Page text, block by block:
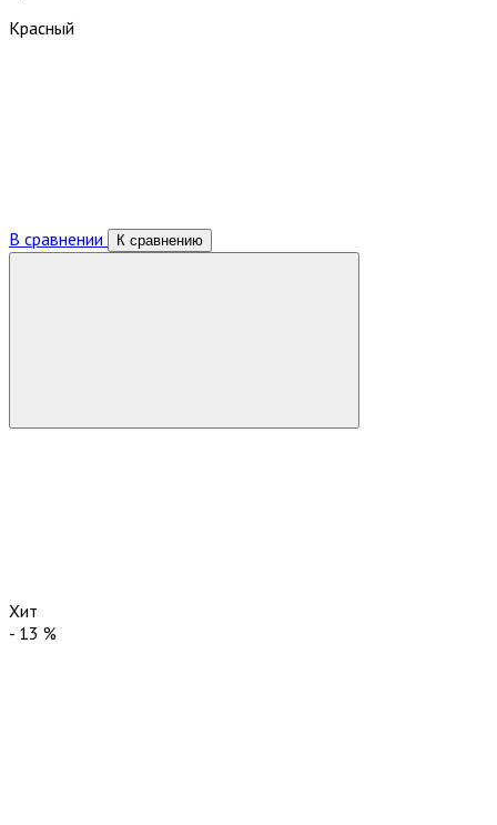
Красный
В сравнении К сравнению
Хит
- 13 %